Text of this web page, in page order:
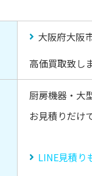
大阪府大阪
高価買取致し
厨房機器・大
お見積りだけ
LINE見積り